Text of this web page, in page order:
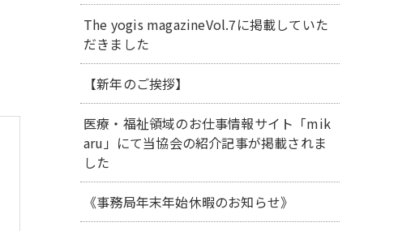
The yogis magazineVol.7に掲載していた
だきました
【新年のご挨拶】
医療・福祉領域のお仕事情報サイト「mik
aru」にて当協会の紹介記事が掲載されま
した
《事務局年末年始休暇のお知らせ》